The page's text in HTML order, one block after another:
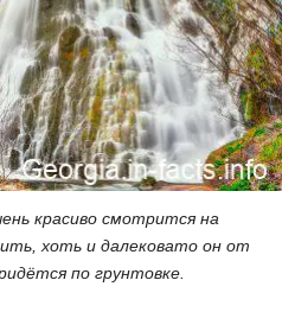
красиво смотрится на
хоть и далековато он от
по грунтовке.